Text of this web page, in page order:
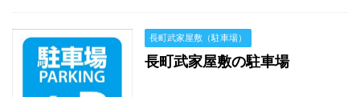
長町武家屋敷（駐車場）
長町武家屋敷の駐車場